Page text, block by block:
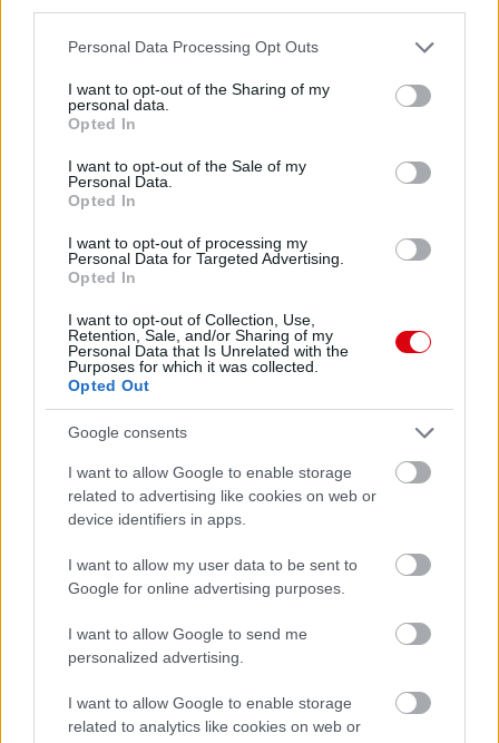
Please note that this website/app uses one or more Google
not limited to your visit or usage behaviour. You may click to
grant or deny consent to Google and its third-party tags to
use your data for below specified purposes in below Google
consent section.
Personal Data Processing Opt Outs
I want to opt-out of the Sharing of my
personal data.
Opted In
I want to opt-out of the Sale of my
Personal Data.
Opted In
I want to opt-out of processing my
Personal Data for Targeted Advertising.
Opted In
I want to opt-out of Collection, Use,
Retention, Sale, and/or Sharing of my
Personal Data that Is Unrelated with the
Purposes for which it was collected.
Opted Out
Google consents
I want to allow Google to enable storage
related to advertising like cookies on web or
device identifiers in apps.
I want to allow my user data to be sent to
Google for online advertising purposes.
I want to allow Google to send me
personalized advertising.
I want to allow Google to enable storage
related to analytics like cookies on web or